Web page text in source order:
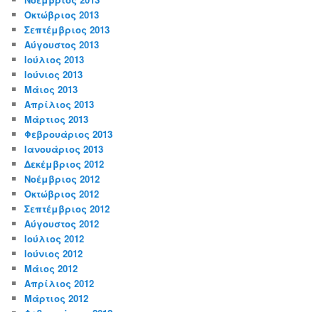
Οκτώβριος 2013
Σεπτέμβριος 2013
Αύγουστος 2013
Ιούλιος 2013
Ιούνιος 2013
Μάιος 2013
Απρίλιος 2013
Μάρτιος 2013
Φεβρουάριος 2013
Ιανουάριος 2013
Δεκέμβριος 2012
Νοέμβριος 2012
Οκτώβριος 2012
Σεπτέμβριος 2012
Αύγουστος 2012
Ιούλιος 2012
Ιούνιος 2012
Μάιος 2012
Απρίλιος 2012
Μάρτιος 2012